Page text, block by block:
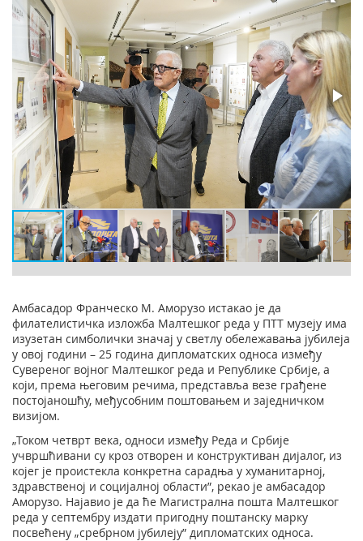
Амбасадор Франческо М. Аморузо истакао је да
филателистичка изложба Малтешког реда у ПТТ музеју има
изузетан симболички значај у светлу обележавања јубилеја
у овој години – 25 година дипломатских односа између
Сувереног војног Малтешког реда и Републике Србије, а
који, према његовим речима, представља везe грађенe
постојаношћу, међусобним поштовањем и заједничком
визијом.
„Током четврт века, односи између Реда и Србије
учвршћивани су кроз отворен и конструктиван дијалог, из
којег је проистекла конкретна сарадња у хуманитарној,
здравственој и социјалној области”, рекао је амбасадор
Аморузо. Најавио је да ће Магистрална пошта Малтешког
реда у септембру издати пригодну поштанску марку
посвећену „сребрном јубилеју” дипломатских односа.